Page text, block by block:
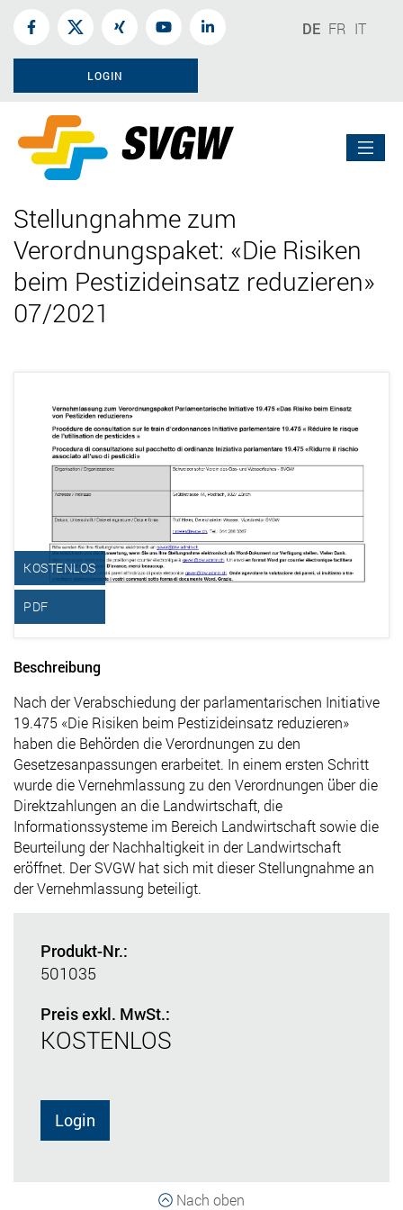
DE FR IT
LOGIN
Stellungnahme zum
Verordnungspaket: «Die Risiken
beim Pestizideinsatz reduzieren»
07/2021
KOSTENLOS
PDF
Beschreibung
Nach der Verabschiedung der parlamentarischen Initiative
19.475 «Die Risiken beim Pestizideinsatz reduzieren»
haben die Behörden die Verordnungen zu den
Gesetzesanpassungen erarbeitet. In einem ersten Schritt
wurde die Vernehmlassung zu den Verordnungen über die
Direktzahlungen an die Landwirtschaft, die
Informationssysteme im Bereich Landwirtschaft sowie die
Beurteilung der Nachhaltigkeit in der Landwirtschaft
eröffnet. Der SVGW hat sich mit dieser Stellungnahme an
der Vernehmlassung beteiligt.
Produkt-Nr.:
501035
Preis exkl. MwSt.:
KOSTENLOS
Login
Nach oben